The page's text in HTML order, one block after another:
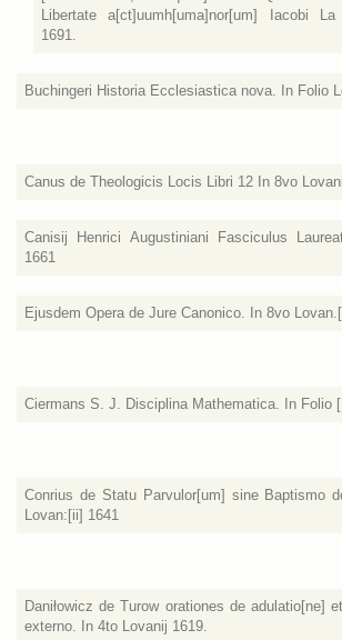
Libertate a[ct]uumh[uma]nor[um] Iacobi
1691.
Buchingeri Historia Ecclesiastica nova. In Folio
Canus de Theologicis Locis Libri 12 In 8vo
Canisij Henrici Augustiniani Fasciculus
1661
Ejusdem Opera de Jure Canonico. In 8vo
Ciermans S. J. Disciplina Mathematica. In Folio
Conrius de Statu Parvulor[um] sine Baptismo
Lovan:[ii] 1641
Daniłowicz de Turow orationes de adulatio[ne]
externo. In 4to Lovanij 1619.